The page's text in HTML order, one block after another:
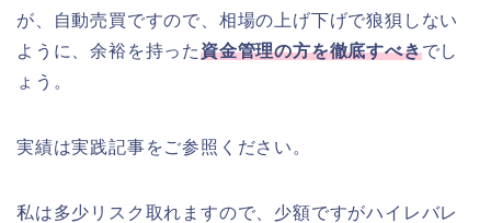
が、自動売買ですので、相場の上げ下げで狼狽しない
ように、余裕を持った資金管理の方を徹底すべきでし
ょう。
実績は実践記事をご参照ください。
私は多少リスク取れますので、少額ですがハイレバレ